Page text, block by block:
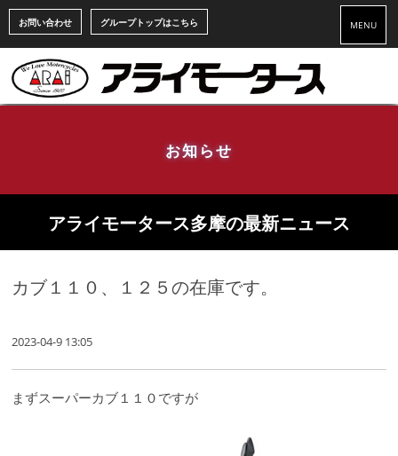
お問い合わせ グループトップはこちら MENU
お知らせ
アライモータース多摩の最新ニュース
カブ１１０、１２５の在庫です。
2023-04-9 13:05
まずスーパーカブ１１０ですが